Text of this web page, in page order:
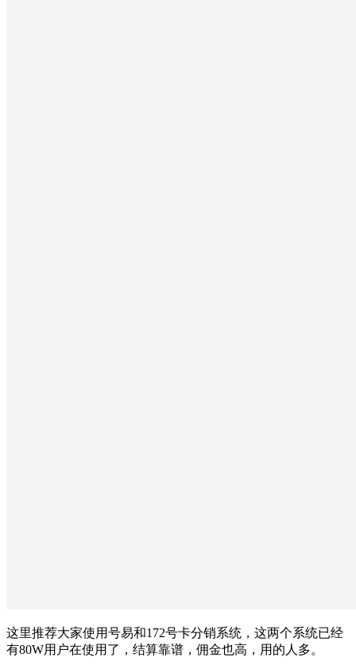
这里推荐大家使用号易和172号卡分销系统，这两个系统已经
有80W用户在使用了，结算靠谱，佣金也高，用的人多。